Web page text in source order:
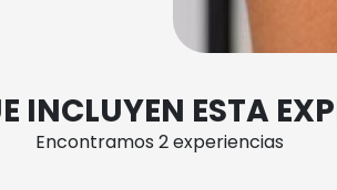
INCLUYEN ESTA
Encontramos 2 experiencias